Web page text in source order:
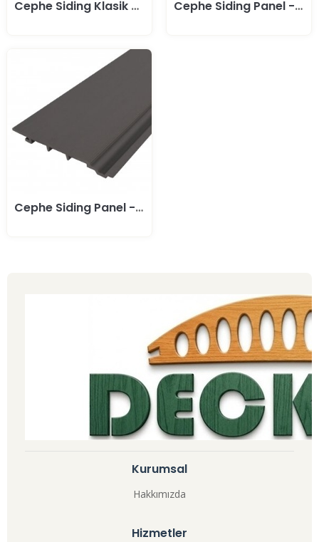
Cephe Siding Klasik Panel- Buğday Cephe Siding Panel - Bej
Cephe Siding Panel - Antrasit
Kurumsal
Hakkımızda
Hizmetler